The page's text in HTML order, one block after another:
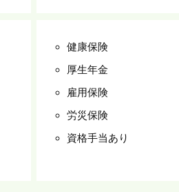
健康保険
厚生年金
雇用保険
労災保険
資格手当あり